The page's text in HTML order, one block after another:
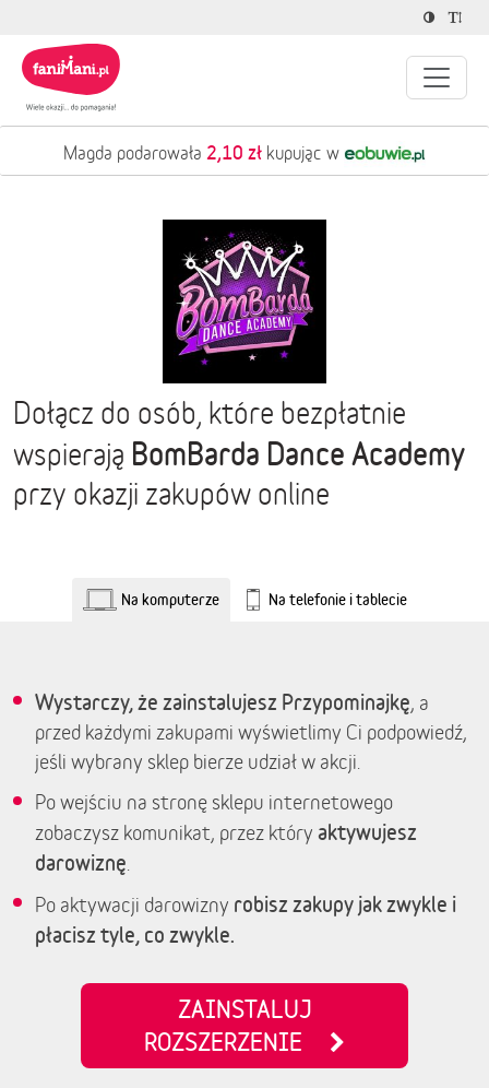
Magda podarowała 2,10 zł kupując w
Dołącz do osób, które bezpłatnie
wspierają BomBarda Dance Academy
przy okazji zakupów online
Na komputerze Na telefonie i tablecie
Wystarczy, że zainstalujesz Przypominajkę, a
przed każdymi zakupami wyświetlimy Ci podpowiedź,
jeśli wybrany sklep bierze udział w akcji.
Po wejściu na stronę sklepu internetowego
zobaczysz komunikat, przez który aktywujesz
darowiznę
Po aktywacji darowizny robisz zakupy jak zwykle i
płacisz tyle, co zwykle.
ZAINSTALUJ
ROZSZERZENIE